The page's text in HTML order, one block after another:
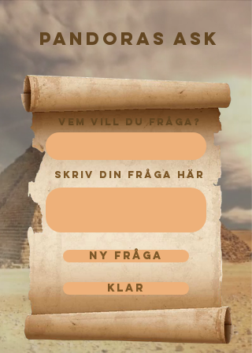
pandoras ask
vem vill du fråga?
skriv din fråga här
ny fråga
klar